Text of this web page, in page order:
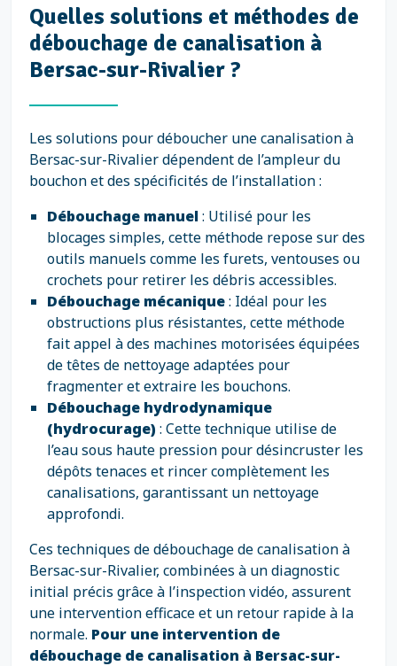
Quelles solutions et méthodes de
débouchage de canalisation à
Bersac-sur-Rivalier ?
Les solutions pour déboucher une canalisation à
Bersac-sur-Rivalier dépendent de l’ampleur du
bouchon et des spécificités de l’installation :
Débouchage manuel: Utilisé pour les
blocages simples, cette méthode repose sur des
outils manuels comme les furets, ventouses ou
crochets pour retirer les débris accessibles.
Débouchage mécanique: Idéal pour les
obstructions plus résistantes, cette méthode
fait appel à des machines motorisées équipées
de têtes de nettoyage adaptées pour
fragmenter et extraire les bouchons.
Débouchage hydrodynamique
(hydrocurage) : Cette technique utilise de
l’eau sous haute pression pour désincruster les
dépôts tenaces et rincer complètement les
canalisations, garantissant un nettoyage
approfondi.
Ces techniques de débouchage de canalisation à
Bersac-sur-Rivalier, combinées à un diagnostic
initial précis grâce à l’inspection vidéo, assurent
une intervention efficace et un retour rapide à la
normale. Pour une intervention de
débouchage de canalisation à Bersac-sur-